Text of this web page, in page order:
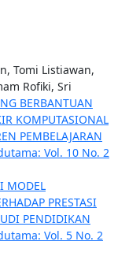
Tomi Listiawan,
Rofiki, Sri
BERBANTUAN
KOMPUTASIONAL
PEMBELAJARAN
Vol. 10 No. 2
MODEL
PRESTASI
PENDIDIKAN
Vol. 5 No. 2